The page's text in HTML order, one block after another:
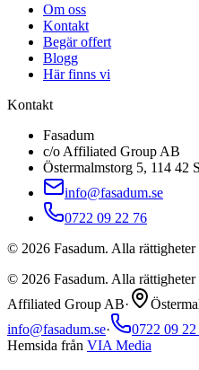
Om oss
Kontakt
Begär offert
Blogg
Här finns vi
Kontakt
Fasadum
c/o Affiliated Group AB
Östermalmstorg 5, 114 42
info@fasadum.se
0722 09 22 76
© 2026 Fasadum. Alla
© 2026 Fasadum. Alla
Affiliated Group AB·
info@fasadum.se·
0722 09 22
Hemsida från VIA Media